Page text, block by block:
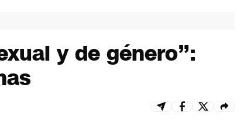
y de género”: